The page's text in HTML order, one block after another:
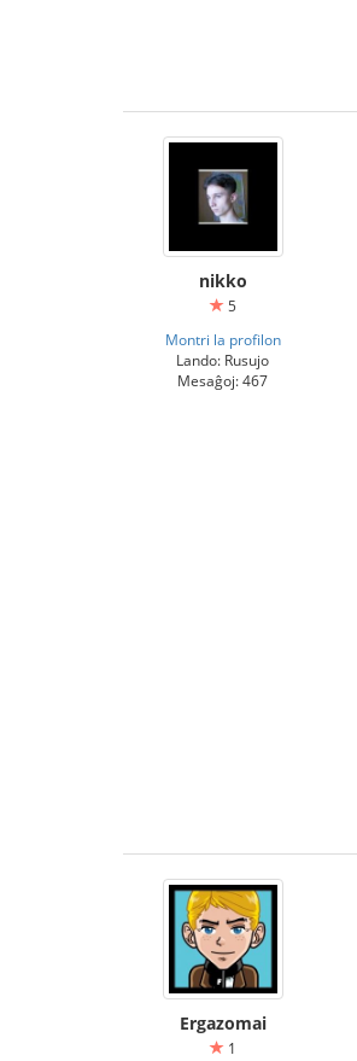
nikko
5
Montri la profilon
Lando: Rusujo
Mesaĝoj: 467
Ergazomai
1